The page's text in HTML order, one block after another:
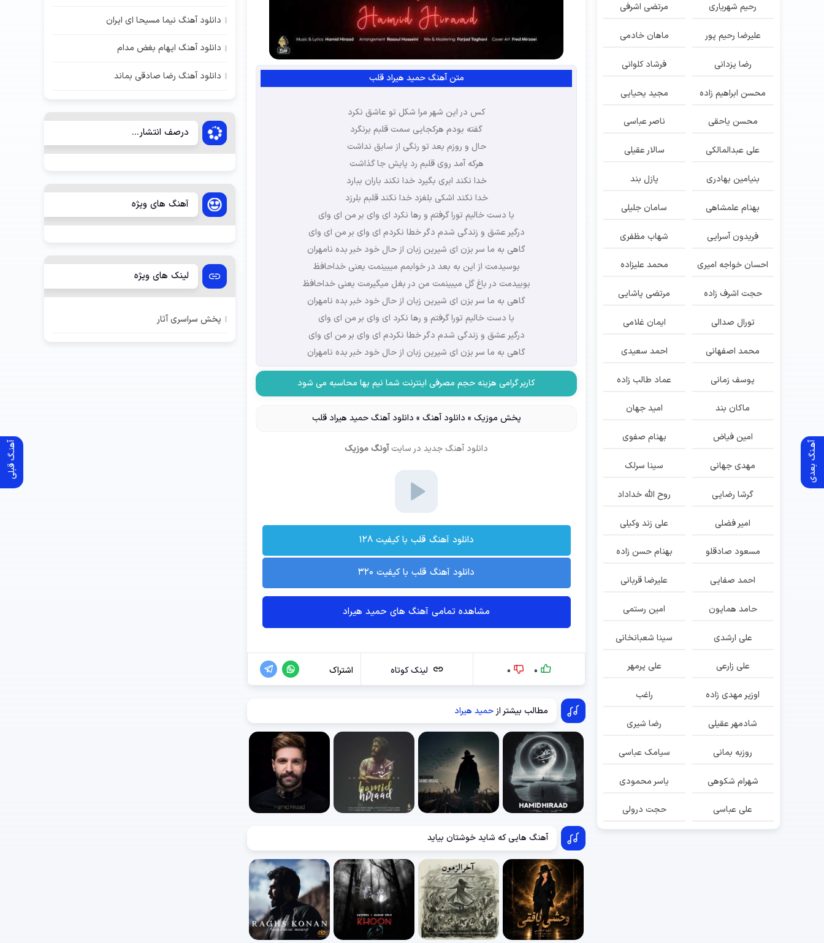
آهنـگ قبلی آهـنگ بعدی
متن آهنگ حمید هیراد قلب
کس در این شهر مرا شکل تو عاشق نکرد
گفته بودم هرکجایی سمت قلبم برنگرد
حال و روزم بعد تو رنگی از سابق نداشت
هرکه آمد روی قلبم رد پایش جا گذاشت
خدا نکند ابری بگیرد خدا نکند باران ببارد
خدا نکند اشکی بلغزد خدا نکند قلبم بلرزد
با دست خالیم تورا گرفتم و رها نکرد ای وای بر من ای وای
درگیر عشق و زندگی شدم دگر خطا نکردم ای وای بر من ای وای
گاهی به ما سر بزن ای شیرین زبان از حال خود خبر بده نامهران
بوسیدمت از این به بعد در خوابمم میبینمت یعنی خداحافظ
بوییدمت در باغ گل میبینمت من در بغل میگیرمت یعنی خداحافظ
گاهی به ما سر بزن ای شیرین زبان از حال خود خبر بده نامهران
با دست خالیم تورا گرفتم و رها نکرد ای وای بر من ای وای
درگیر عشق و زندگی شدم دگر خطا نکردم ای وای بر من ای وای
گاهی به ما سر بزن ای شیرین زبان از حال خود خبر بده نامهران
کاربر گرامی هزینه حجم مصرفی اینترنت شما نیم بها محاسبه می شود
پخش موزیک » دانلود آهنگ » دانلود آهنگ حمید هیراد قلب
دانلود آهنگ جدیددر سایت آونگ موزیک
دانلود آهنگ قلب با کیفیت ۱۲۸
دانلود آهنگ قلب با کیفیت ۳۲۰
مشاهده تمامی آهنگ های حمید هیراد
0
0 لینک کوتاه اشتراک
مطالب بیشتر از حمید هیراد
آهنگ هایی که شاید خوشتان بیاید
رحیم شهریاری مرتضی اشرفی
علیرضا رحیم پور ماهان خادمی
رضا یزدانی فرشاد کلوانی
محسن ابراهیم زاده مجید یحیایی
محسن یاحقی ناصر عباسی
علی عبدالمالکی سالار عقیلی
بنیامین بهادری پازل بند
بهنام علمشاهی سامان جلیلی
فریدون آسرایی شهاب مظفری
احسان خواجه امیری محمد علیزاده
حجت اشرف زاده مرتضی پاشایی
تورال صدالی ایمان غلامی
محمد اصفهانی احمد سعیدی
یوسف زمانی عماد طالب زاده
ماکان بند امید جهان
امین فیاض بهنام صفوی
مهدی جهانی سینا سرلک
گرشا رضایی روح الله خداداد
امیر فضلی علی زند وکیلی
مسعود صادقلو بهنام حسن زاده
احمد صفایی علیرضا قربانی
حامد همایون امین رستمی
علی ارشدی سینا شعبانخانی
علی زارعی علی پرمهر
اوزیر مهدی زاده راغب
شادمهر عقیلی رضا شیری
روزبه بمانی سیامک عباسی
شهرام شکوهی یاسر محمودی
علی عباسی حجت درولی
دانلود آهنگ نیما مسیحا ای ایران
دانلود آهنگ ایهام بغض مدام
دانلود آهنگ رضا صادقی بماند
درصف انتشار...
آهنگ های ویژه
لینک های ویژه
پخش سراسری آثار